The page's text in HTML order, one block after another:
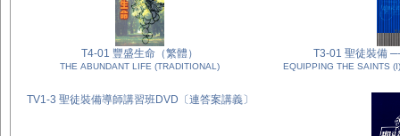
T4-01 豐盛生命（繁體）
THE ABUNDANT LIFE (TRADITIONAL)
T3-01 聖徒
EQUIPPING THE SAINTS
TV1-3 聖徒裝備導師講習班DVD〔連答案講義〕